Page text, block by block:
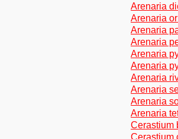
Arenaria
Arenaria
Arenaria
Arenaria
Arenaria
Arenaria
Arenaria
Arenaria
Arenaria
Arenaria
Cerastium
Cerastium